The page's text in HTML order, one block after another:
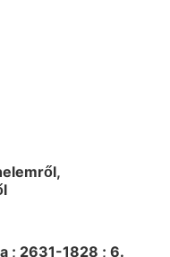
; 2631-1828 ; 6.